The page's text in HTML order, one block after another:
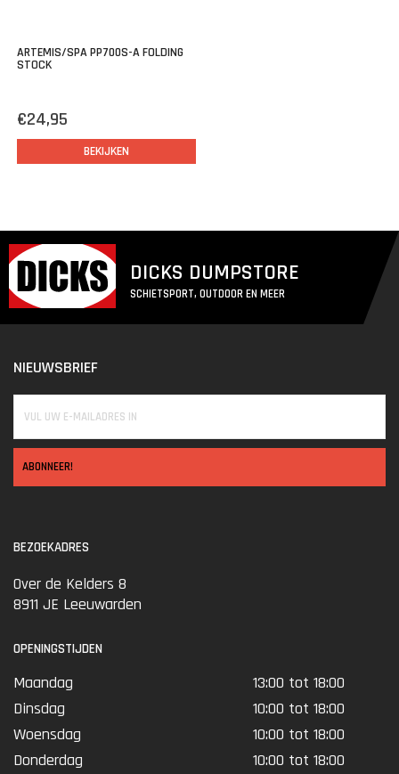
ARTEMIS/SPA PP700S-A FOLDING
STOCK
€24,95
BEKIJKEN
DICKS DUMPSTORE
SCHIETSPORT, OUTDOOR EN MEER
NIEUWSBRIEF
ABONNEER!
BEZOEKADRES
Over de Kelders 8
8911 JE Leeuwarden
OPENINGSTIJDEN
Maandag
13:00 tot 18:00
Dinsdag
10:00 tot 18:00
Woensdag
10:00 tot 18:00
Donderdag
10:00 tot 18:00